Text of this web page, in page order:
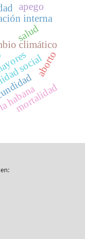
climático
social
interna
habana
mortalidad
aborto
salud
apego